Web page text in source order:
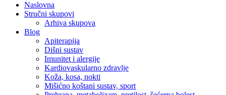
Naslovna
Stručni skupovi
Arhiva skupova
Blog
Apiterapija
Dišni sustav
Imunitet i alergije
Kardiovaskularno zdravlje
Koža, kosa, nokti
Mišićno koštani sustav, sport